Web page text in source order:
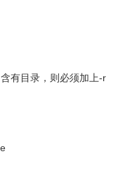
有目录，则必须加上-r